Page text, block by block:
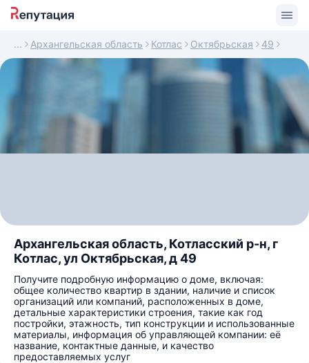
Архангельская область Котлас Октябрьская 49
Архангельская область, Котласский р-н, г
Котлас, ул Октябрьская, д 49
Получите подробную информацию о доме, включая:
общее количество квартир в здании, наличие и список
организаций или компаний, расположенных в доме,
детальные характеристики строения, такие как год
постройки, этажность, тип конструкции и использованные
материалы, информация об управляющей компании: её
название, контактные данные, и качество
предоставляемых услуг